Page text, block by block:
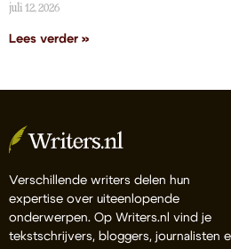
juli 12, 2026
Lees verder »
Verschillende writers delen hun
expertise over uiteenlopende
onderwerpen. Op Writers.nl vind je
tekstschrijvers, bloggers, journalisten